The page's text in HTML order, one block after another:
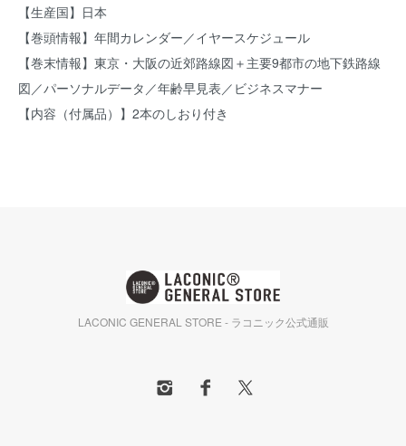
【生産国】日本
【巻頭情報】年間カレンダー／イヤースケジュール
【巻末情報】東京・大阪の近郊路線図＋主要9都市の地下鉄路線
図／パーソナルデータ／年齢早見表／ビジネスマナー
【内容（付属品）】2本のしおり付き
LACONIC GENERAL STORE - ラコニック公式通販